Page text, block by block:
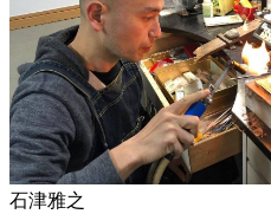
石津雅之